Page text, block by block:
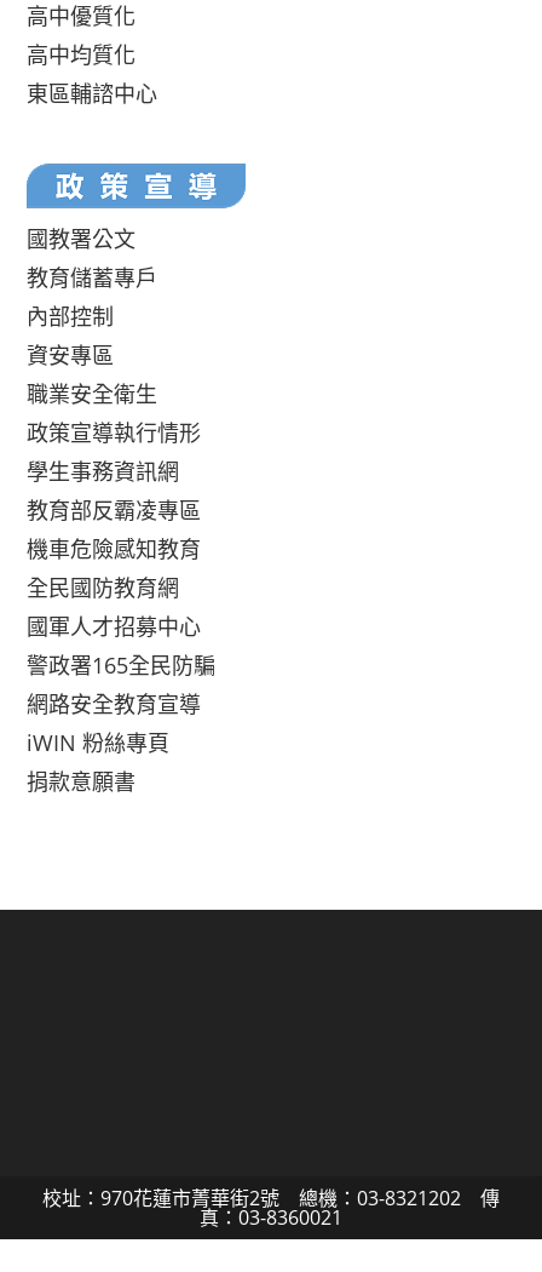
高中優質化
高中均質化
東區輔諮中心
國教署公文
教育儲蓄專戶
內部控制
資安專區
職業安全衛生
政策宣導執行情形
學生事務資訊網
教育部反霸凌專區
機車危險感知教育
全民國防教育網
國軍人才招募中心
警政署165全民防騙
網路安全教育宣導
iWIN 粉絲專頁
捐款意願書
校址：970花蓮市菁華街2號 總機：03-8321202 傳
真：03-8360021